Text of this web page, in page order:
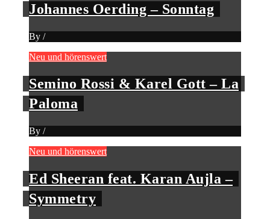
Johannes Oerding – Sonntag
By /
Neu und hörenswert
Semino Rossi & Karel Gott – La
Paloma
By /
Neu und hörenswert
Ed Sheeran feat. Karan Aujla –
Symmetry